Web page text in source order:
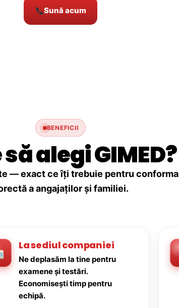
Sună acum
BENEFICII
să alegi GIMED?
— exact ce îți trebuie pentru
a angajaților și familiei.
La sediul companiei
Ne deplasăm la tine pentru
examene și testări.
Economisești timp pentru
echipă.